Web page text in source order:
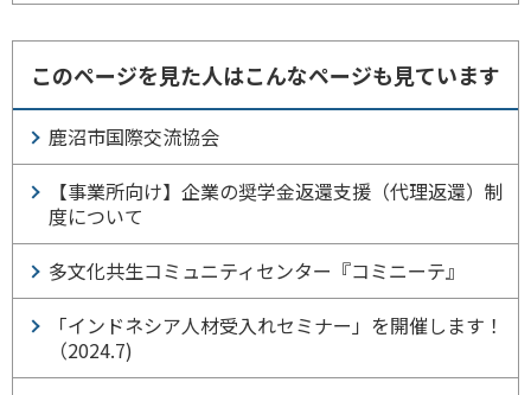
このページを見た人はこんなページも見ています
鹿沼市国際交流協会
【事業所向け】企業の奨学金返還支援（代理返還）制
度について
多文化共生コミュニティセンター『コミニーテ』
「インドネシア人材受入れセミナー」を開催します！
（2024.7)